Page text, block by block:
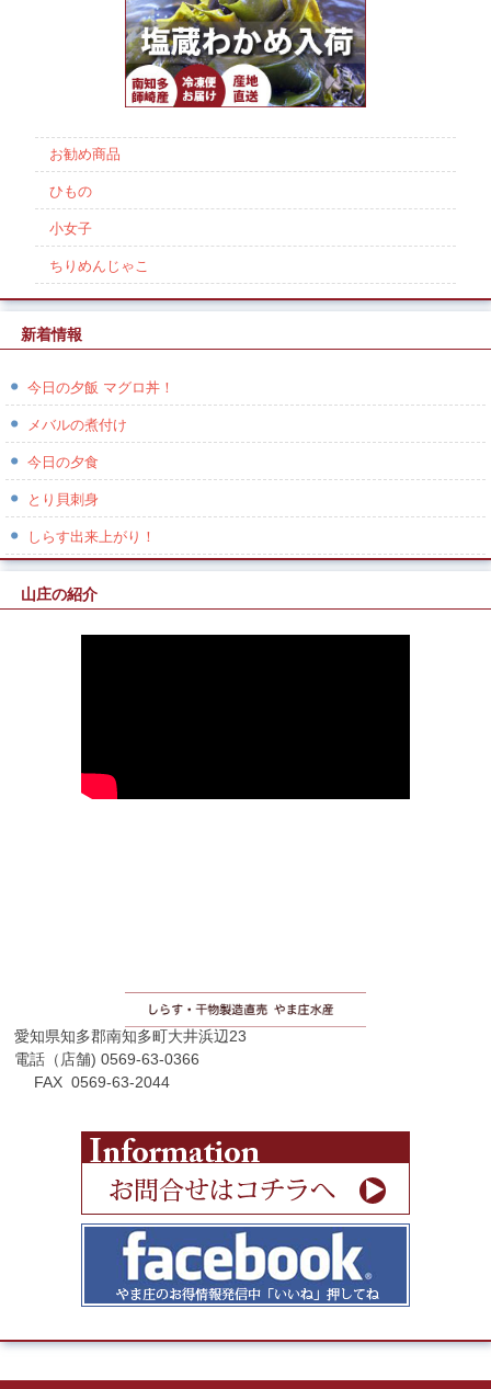
お勧め商品
ひもの
小女子
ちりめんじゃこ
新着情報
今日の夕飯 マグロ丼！
メバルの煮付け
今日の夕食
とり貝刺身
しらす出来上がり！
山庄の紹介
愛知県知多郡南知多町大井浜辺23
電話（店舗) 0569-63-0366
FAX 0569-63-2044